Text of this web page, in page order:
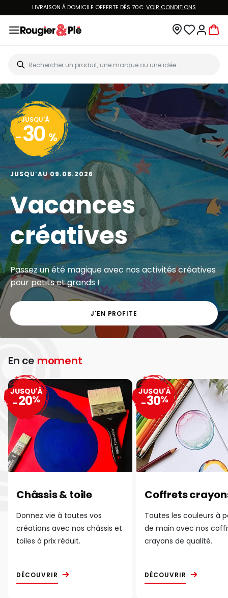
LIVRAISON À DOMICILE OFFERTE DÈS 70€.VOIR CONDITIONS
JUSQU'À
- 30 %
JUSQU’AU 09.08.2026
Vacances
créatives
Passez un été magique avec nos activités créatives
pour petits et grands !
J'EN PROFITE
En ce moment
Châssis & toile
Donnez vie à toutes vos
créations avec nos châssis et
toiles à prix réduit.
DÉCOUVRIR
JUSQU'À
-20%
Coffrets
Toutes les couleurs à
de main avec nos
crayons de qualité.
DÉCOUVRIR
JUSQU'À
-30%